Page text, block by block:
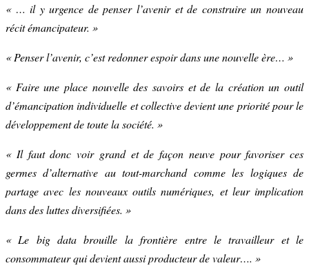
« … il y urgence de penser l’avenir et de construire un nouveau
récit émancipateur. »
« Penser l’avenir, c’est redonner espoir dans une nouvelle ère… »
« Faire une place nouvelle des savoirs et de la création un outil
d’émancipation individuelle et collective devient une priorité pour le
développement de toute la société. »
« Il faut donc voir grand et de façon neuve pour favoriser ces
germes d’alternative au tout-marchand comme les logiques de
partage avec les nouveaux outils numériques, et leur implication
dans des luttes diversifiées. »
« Le big data brouille la frontière entre le travailleur et le
consommateur qui devient aussi producteur de valeur…. »